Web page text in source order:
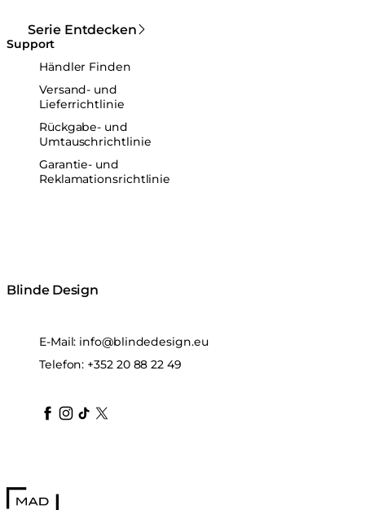
Serie Entdecken
Support
Händler Finden
Versand- und
Lieferrichtlinie
Rückgabe- und
Umtauschrichtlinie
Garantie- und
Reklamationsrichtlinie
Blinde Design
E-Mail: info@blindedesign.eu
Telefon: +352 20 88 22 49
blindedesign
blindedesign
blindedesign
blinde-design
blindedesign
MAD Design